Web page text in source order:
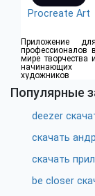
Procreate Art
Приложение для
профессионалов в
мире творчества и
начинающих
художников
Популярные
deezer
скачать
скачать
be closer